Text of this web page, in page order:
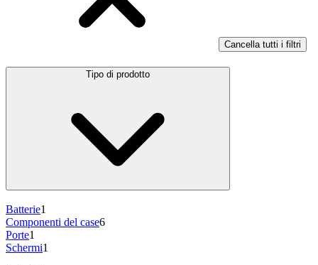
Cancella tutti i filtri
Tipo di prodotto
Batterie1
Componenti del case6
Porte1
Schermi1